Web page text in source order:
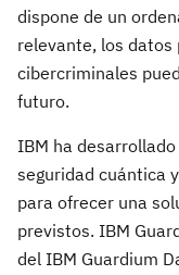
dispone de un
relevante, los datos
cibercriminales
futuro.
IBM ha
seguridad cuántica
para ofrecer una
previstos. IBM
del IBM Guardium